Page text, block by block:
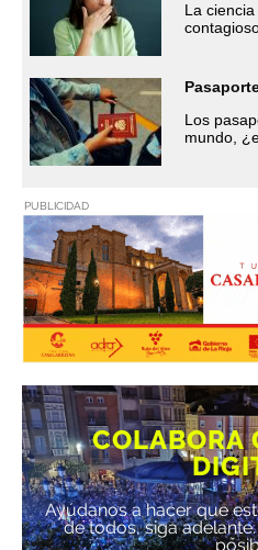
La
Los
mundo,
PUBLICIDAD
COLABORA
Ayúdanos a hacer que
de todos, siga